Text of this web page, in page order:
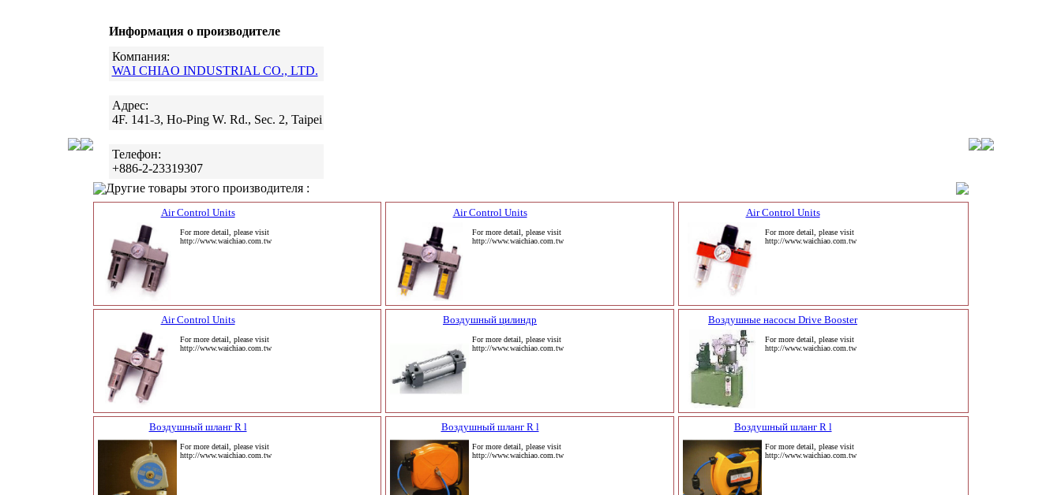
Информация о производителе
Компания:
WAI CHIAO INDUSTRIAL CO., LTD.
Адрес:
4F. 141-3, Ho-Ping W. Rd., Sec. 2, Taipei
Телефон:
+886-2-23319307
Другие товары этого производителя :
Air Control Units
For more detail, please visit
http://www.waichiao.com.tw
Air Control Units
For more detail, please visit
http://www.waichiao.com.tw
Air Control Units
For more detail, please visit
http://www.waichiao.com.tw
Air Control Units
For more detail, please visit
http://www.waichiao.com.tw
Воздушный цилиндр
For more detail, please visit
http://www.waichiao.com.tw
Воздушные насосы Drive Booster
For more detail, please visit
http://www.waichiao.com.tw
Воздушный шланг R l
For more detail, please visit
http://www.waichiao.com.tw
Воздушный шланг R l
For more detail, please visit
http://www.waichiao.com.tw
Воздушный шланг R l
For more detail, please visit
http://www.waichiao.com.tw